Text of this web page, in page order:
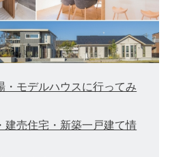
・モデルハウスに行ってみ
建売住宅・新築一戸建て情